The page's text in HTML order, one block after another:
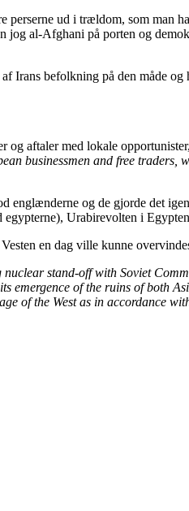
ud i trældom, som man
jog al-Afghani på porten og
Irans befolkning på den måde
aftaler med lokale
businessmen and free traders,
englænderne og de gjorde det
Urabirevolten i
en dag ville kunne
stand-off with Soviet
emergence of the ruins of both
of the West as in accordance